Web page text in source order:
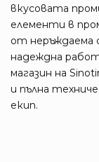
вкусовата
елементи в
от неръждаема
надеждна
магазин на
и пълна
екип.